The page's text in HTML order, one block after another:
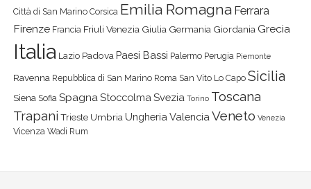
Città di San Marino Corsica Emilia Romagna Ferrara
Firenze Francia Friuli Venezia Giulia Germania Giordania Grecia
Italia Lazio Padova Paesi Bassi Palermo Perugia Piemonte
Ravenna Repubblica di San Marino Roma San Vito Lo Capo Sicilia
Siena Sofia SpagnaStoccolmaSvezia Torino Toscana
Trapani Trieste Umbria UngheriaValenciaVeneto Venezia
Vicenza Wadi Rum